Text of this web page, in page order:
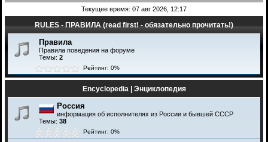
о
с
Текущее время: 07 авг 2026, 12:17
RULES - ПРАВИЛА (read first! - обязательно прочитать!)
Правила
Правила поведения на форуме
Темы: 2
Рейтинг: 0%
Encyclopedia | Энциклопедия
Россия
информация об исполнителях из России и бывшей СССР
Темы: 38
Рейтинг: 0%